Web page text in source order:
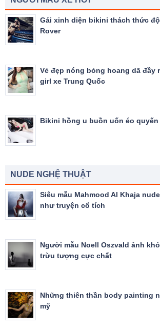
Gái xinh diện bikini thách thức
Rover
Vẻ đẹp nóng bỏng hoang dã đầy
girl xe Trung Quốc
Bikini hồng u buồn uốn éo quyến
NUDE NGHỆ THUẬT
Siêu mẫu Mahmood Al Khaja
như truyện cổ tích
Người mẫu Noell Oszvald ảnh
trừu tượng cực chất
Những thiên thần body painting
mỹ